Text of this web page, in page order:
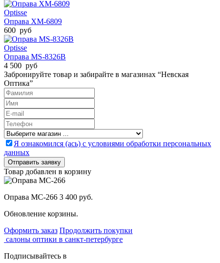
Optisse
Оправа XM-6809
600 руб
Optisse
Оправа MS-8326B
4 500 руб
Забронируйте товар и забирайте в магазинах “Невская
Оптика”
Я ознакомился (ась) с условиями обработки персональных
данных
Товар добавлен в корзину
Оправа MC-266 3 400 руб.
Обновление корзины.
Оформить заказ Продолжить покупки
салоны оптики в санкт-петербурге
Подписывайтесь в